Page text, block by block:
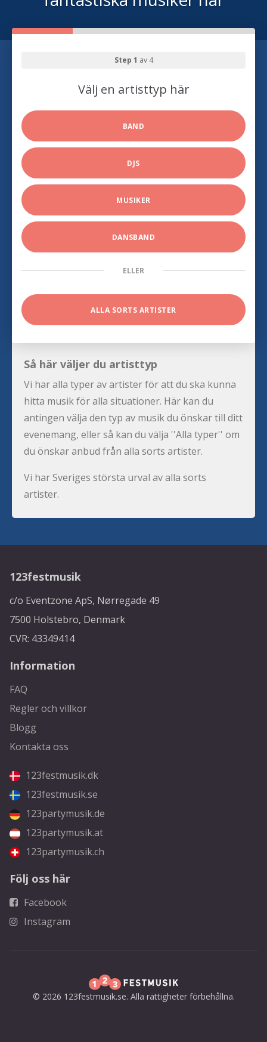
Step 1 av 4
Välj en artisttyp här
BAND
DJS
MUSIKER
DANSBAND
ELLER
ALLA SORTS ARTISTER
Så här väljer du artisttyp
Vi har alla typer av artister för att du ska kunna
hitta musik för alla situationer. Här kan du
antingen välja den typ av musik du önskar till ditt
evenemang, eller så kan du välja ''Alla typer'' om
du önskar anbud från alla sorts artister.
Vi har Sveriges största urval av alla sorts
artister.
123festmusik
c/o Eventzone ApS, Nørregade 49
7500 Holstebro, Denmark
CVR: 43349414
Information
FAQ
Regler och villkor
Blogg
Kontakta oss
123festmusik.dk
123festmusik.se
123partymusik.de
123partymusik.at
123partymusik.ch
Följ oss här
Facebook
Instagram
© 2026 123festmusik.se. Alla rättigheter förbehållna.